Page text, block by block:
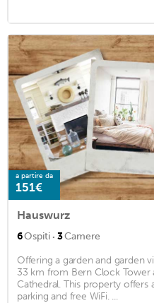
a partire da
151€
Hauswurz
6Ospiti · 3Camere
Offering a garden and garden
33 km from Bern Clock
Cathedral. This property offers
parking and free WiFi. ...